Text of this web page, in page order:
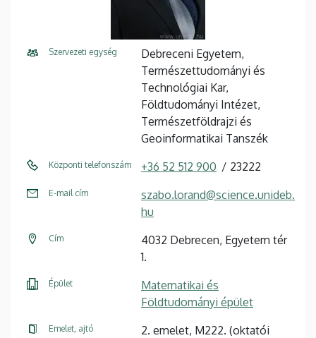
Szervezeti egység
Debreceni Egyetem,
Természettudományi és
Technológiai Kar,
Földtudományi Intézet,
Természetföldrajzi és
Geoinformatikai Tanszék
Központi telefonszám +36 52 512 900 23222
E-mail cím
szabo.lorand@science.unideb.
hu
Cím
4032 Debrecen, Egyetem tér
1.
Épület
Matematikai és
Földtudományi épület
Emelet, ajtó
2. emelet, M222. (oktatói